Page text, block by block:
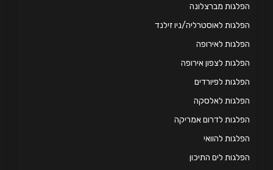
מברצלונה
לאוסטרליה/ניו זילנד
לאירופה
לצפון אירופה
לפיורדים
לאלסקה
לדרום אמריקה
להוואי
לים התיכון